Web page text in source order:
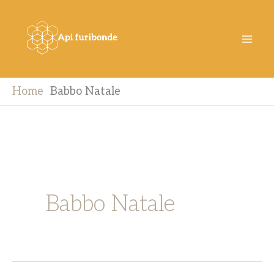
contenuto
Home Babbo Natale
Babbo Natale